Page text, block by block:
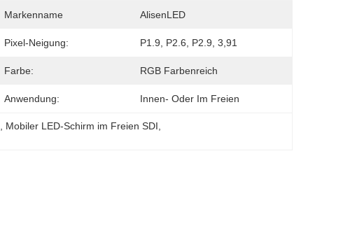
Markenname AlisenLED
Pixel-Neigung: P1.9, P2.6, P2.9, 3,91
Farbe: RGB Farbenreich
Anwendung: Innen- Oder Im Freien
Mobiler LED-Schirm im Freien SDI